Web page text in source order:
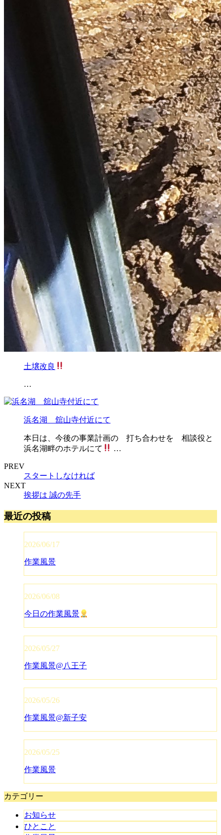
土壌改良
…
浜名湖 舘山寺付近にて
本日は、今後の事業計画の 打ち合わせを 相談役と
浜名湖畔のホテルにて
…
PREV
スタートしなければ
NEXT
挨拶は 誠の先手
最近の投稿
2026/06/17
作業風景
2026/06/08
今日の作業風景
2026/05/27
作業風景@八王子
2026/05/26
作業風景@新子安
2026/05/25
作業風景
カテゴリー
お知らせ
ひとこと